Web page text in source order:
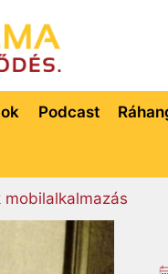
Podcast
mobilalkalmazás